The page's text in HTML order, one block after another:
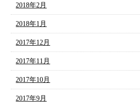
2018年2月
2018年1月
2017年12月
2017年11月
2017年10月
2017年9月